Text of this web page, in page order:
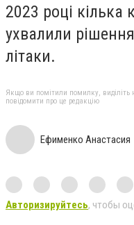
2023 році
ухвалили
літаки.
Якщо ви помітили помилку, виділіть
повідомити про це редакцію
Ефименко Анастасия
Авторизируйтесь, чтобы